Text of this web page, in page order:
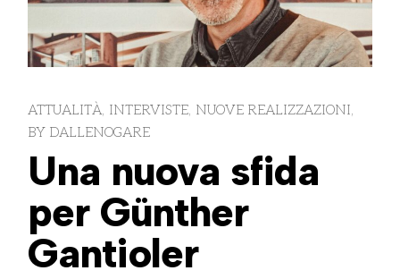
ATTUALITÀ INTERVISTE NUOVE REALIZZAZIONI
BY DALLENOGARE
Una nuova sfida
per Günther
Gantioler